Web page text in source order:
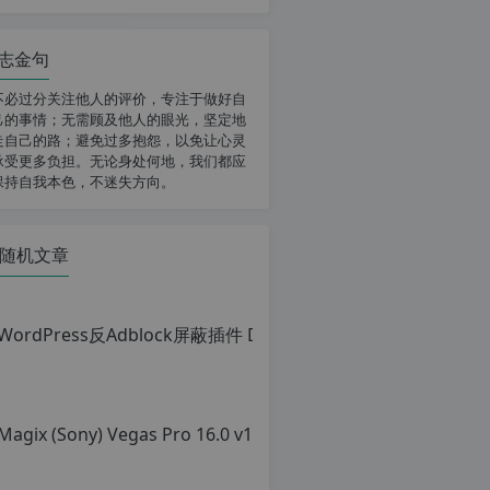
金句
必过分关注他人的评价，专注于做好自
的事情；无需顾及他人的眼光，坚定地
自己的路；避免过多抱怨，以免让心灵
受更多负担。无论身处何地，我们都应
持自我本色，不迷失方向。
随机文章